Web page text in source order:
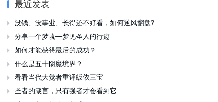
 分享一个梦境—梦见圣人的行迹
 如何才能获得最后的成功？
 什么是五十阴魔境界？
 看看当代大觉者重译皈依三宝
 圣者的箴言，只有强者才会看到它
 对工作和职场的一些感悟